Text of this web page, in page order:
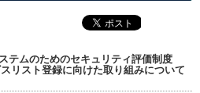
テムのためのセキュリティ評価制度
リスト登録に向けた取り組みについて